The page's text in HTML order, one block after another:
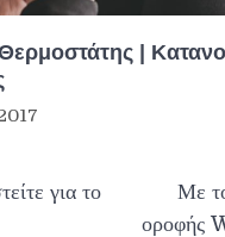
|
για το
Με
οροφής